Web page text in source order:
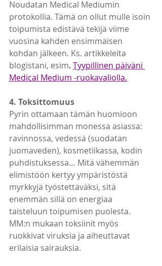
Noudatan Medical Mediumin
protokollia. Tämä on ollut mulle isoin
toipumista edistävä tekijä viime
vuosina kahden ensimmäisen
kohdan jälkeen. Ks. artikkeleita
blogistani, esim. Tyypillinen päiväni
Medical Medium -ruokavaliolla.
4. Toksittomuus
Pyrin ottamaan tämän huomioon
mahdollisimman monessa asiassa:
ravinnossa, vedessä (suodatan
juomaveden), kosmetiikassa, kodin
puhdistuksessa… Mitä vähemmän
elimistöön kertyy ympäristöstä
myrkkyjä työstettäväksi, sitä
enemmän sillä on energiaa
taisteluun toipumisen puolesta.
MM:n mukaan toksiinit myös
ruokkivat viruksia ja aiheuttavat
erilaisia sairauksia.